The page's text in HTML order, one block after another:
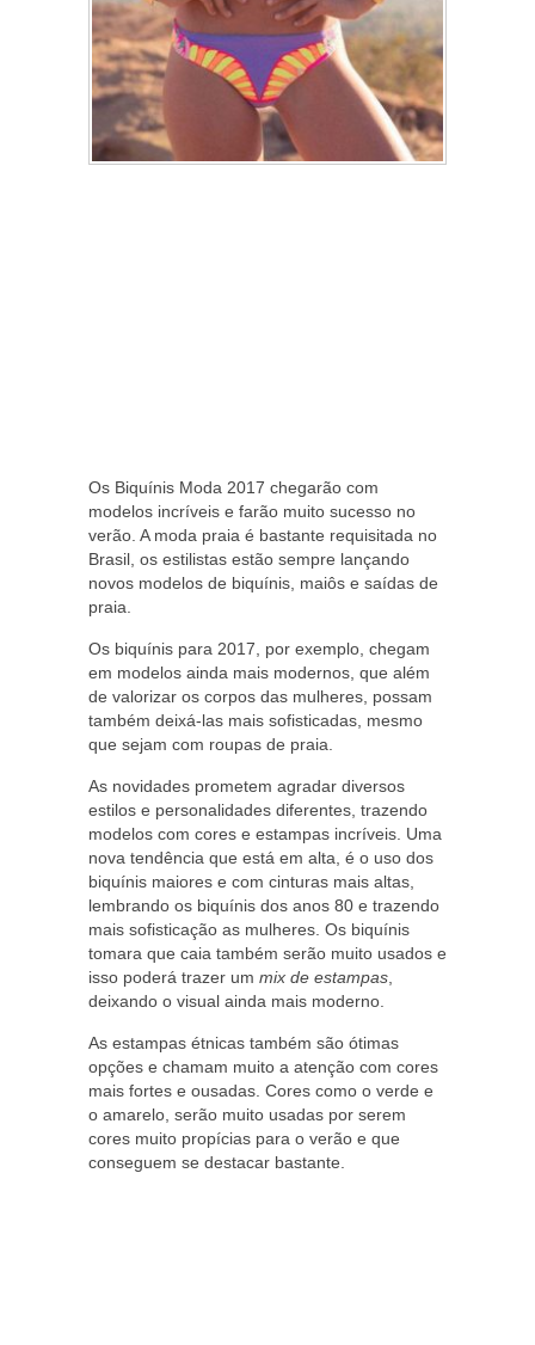
Os Biquínis Moda 2017 chegarão com
modelos incríveis e farão muito sucesso no
verão. A moda praia é bastante requisitada no
Brasil, os estilistas estão sempre lançando
novos modelos de biquínis, maiôs e saídas de
praia.
Os biquínis para 2017, por exemplo, chegam
em modelos ainda mais modernos, que além
de valorizar os corpos das mulheres, possam
também deixá-las mais sofisticadas, mesmo
que sejam com roupas de praia.
As novidades prometem agradar diversos
estilos e personalidades diferentes, trazendo
modelos com cores e estampas incríveis. Uma
nova tendência que está em alta, é o uso dos
biquínis maiores e com cinturas mais altas,
lembrando os biquínis dos anos 80 e trazendo
mais sofisticação as mulheres. Os biquínis
tomara que caia também serão muito usados e
isso poderá trazer um mix de estampas
deixando o visual ainda mais moderno.
As estampas étnicas também são ótimas
opções e chamam muito a atenção com cores
mais fortes e ousadas. Cores como o verde e
o amarelo, serão muito usadas por serem
cores muito propícias para o verão e que
conseguem se destacar bastante.